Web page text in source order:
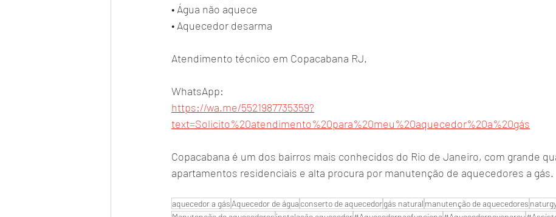
• Água não aquece
• Aquecedor desarma
Atendimento técnico em Copacabana RJ.
WhatsApp:
https://wa.me/5521987735359?
text=Solicito%20atendimento%20para%20meu%20aquecedor%20a%20gás
Copacabana é um dos bairros mais conhecidos do Rio de Janeiro, com grande
apartamentos residenciais e alta procura por manutenção de aquecedores a gás.
aquecedor a gás Aquecedor de água conserto de aquecedorgás natural manutenção de aquecedores